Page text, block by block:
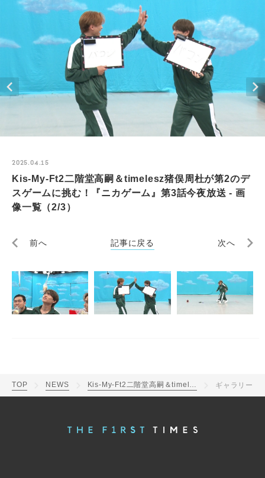
2025.04.15
Kis-My-Ft2二階堂高嗣＆timelesz猪俣周杜が第2のデ
スゲームに挑む！『ニカゲーム』第3話今夜放送 - 画
像一覧（2/3）
前へ 記事に戻る 次へ
TOP NEWS Kis-My-Ft2二階堂高嗣＆timelesz猪俣周杜が第2のデスゲームに挑む！『ニカゲーム』第3話今夜放送 ギャラリー